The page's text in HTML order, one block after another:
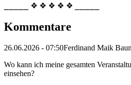
⎯⎯⎯⎯⎯ ❖ ❖ ❖ ❖ ❖ ⎯⎯⎯⎯⎯
Kommentare
26.06.2026 - 07:50Ferdinand Maik
Wo kann ich meine gesamten
einsehen?